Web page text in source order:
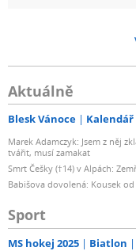
Aktuálně
Blesk Vánoce Kalendář
Marek Adamczyk: Jsem z něj
tvářit, musí zamakat
Smrt Češky (†14) v Alpách:
Babišova dovolená: Kousek
Sport
MS hokej 2025 Biatlon